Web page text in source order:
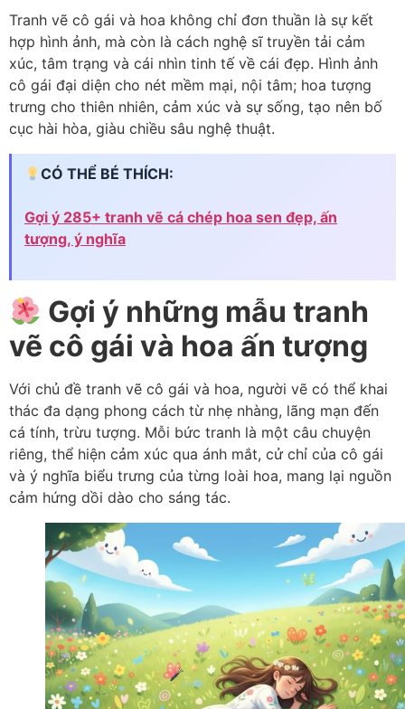
Tranh vẽ cô gái và hoa không chỉ đơn thuần là sự kết
hợp hình ảnh, mà còn là cách nghệ sĩ truyền tải cảm
xúc, tâm trạng và cái nhìn tinh tế về cái đẹp. Hình ảnh
cô gái đại diện cho nét mềm mại, nội tâm; hoa tượng
trưng cho thiên nhiên, cảm xúc và sự sống, tạo nên bố
cục hài hòa, giàu chiều sâu nghệ thuật.
CÓ THỂ BÉ THÍCH:
Gợi ý 285+ tranh vẽ cá chép hoa sen đẹp, ấn
tượng, ý nghĩa
Gợi ý những mẫu tranh
vẽ cô gái và hoa ấn tượng
Với chủ đề tranh vẽ cô gái và hoa, người vẽ có thể khai
thác đa dạng phong cách từ nhẹ nhàng, lãng mạn đến
cá tính, trừu tượng. Mỗi bức tranh là một câu chuyện
riêng, thể hiện cảm xúc qua ánh mắt, cử chỉ của cô gái
và ý nghĩa biểu trưng của từng loài hoa, mang lại nguồn
cảm hứng dồi dào cho sáng tác.